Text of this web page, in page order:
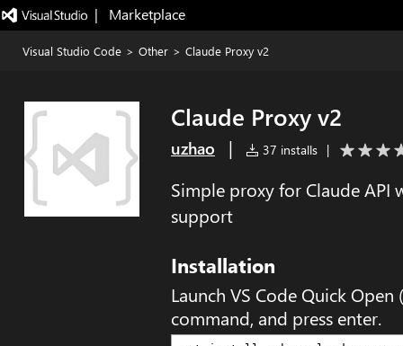
|   Marketplace
Visual Studio Code > Other > Claude Proxy v2
Claude Proxy v2
uzhao | 37 installs |
Simple proxy for Claude
support
Installation
Launch VS Code Quick Open (
command, and press enter.